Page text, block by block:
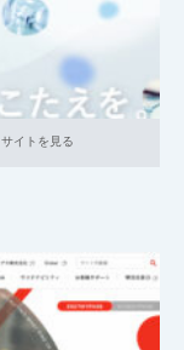
サイトを見る